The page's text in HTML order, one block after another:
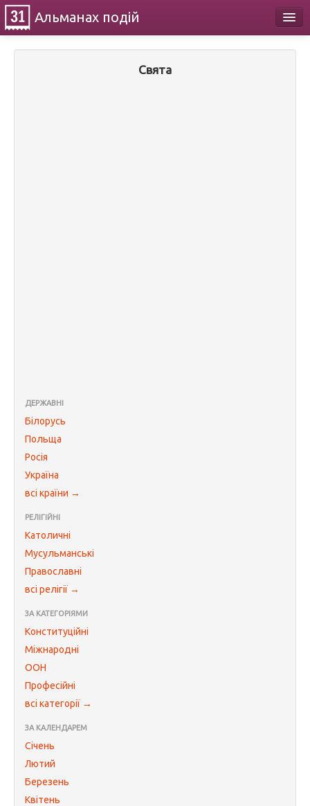
Альманах подій
Свята
ДЕРЖАВНІ
Білорусь
Польща
Росія
Україна
всі країни →
РЕЛІГІЙНІ
Католичні
Мусульманські
Православні
всі релігії →
ЗА КАТЕГОРІЯМИ
Конституційні
Міжнародні
ООН
Професійні
всі категорії →
ЗА КАЛЕНДАРЕМ
Січень
Лютий
Березень
Квітень